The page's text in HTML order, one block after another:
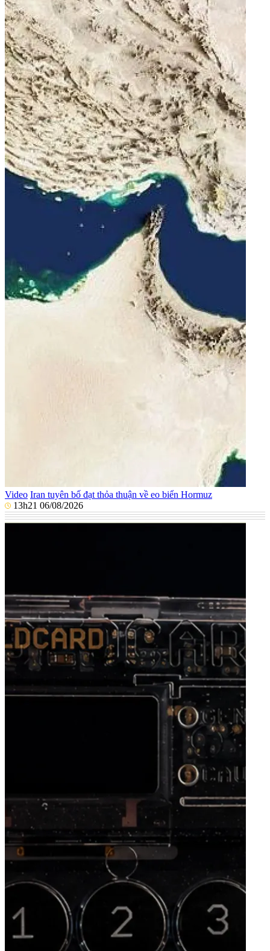
Video Iran tuyên bố đạt thỏa thuận về eo biển Hormuz
13h21 06/08/2026